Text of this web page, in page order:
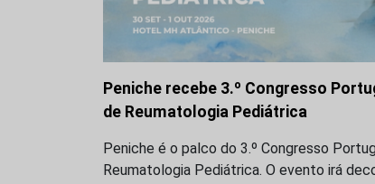
Peniche recebe 3.º Congresso
de Reumatologia Pediátrica
Peniche é o palco do 3.º Congresso
Reumatologia Pediátrica. O evento irá